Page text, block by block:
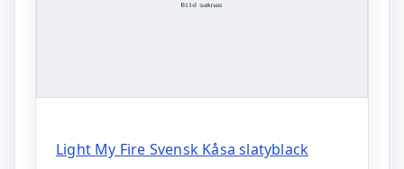
Light My Fire Svensk Kåsa slatyblack